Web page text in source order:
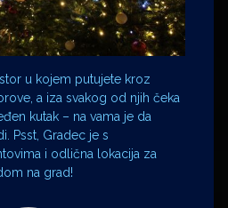
u kojem putujete kroz
a iza svakog od njih čeka
kutak – na vama je da
Psst, Gradec je s
i odlična lokacija za
na grad!